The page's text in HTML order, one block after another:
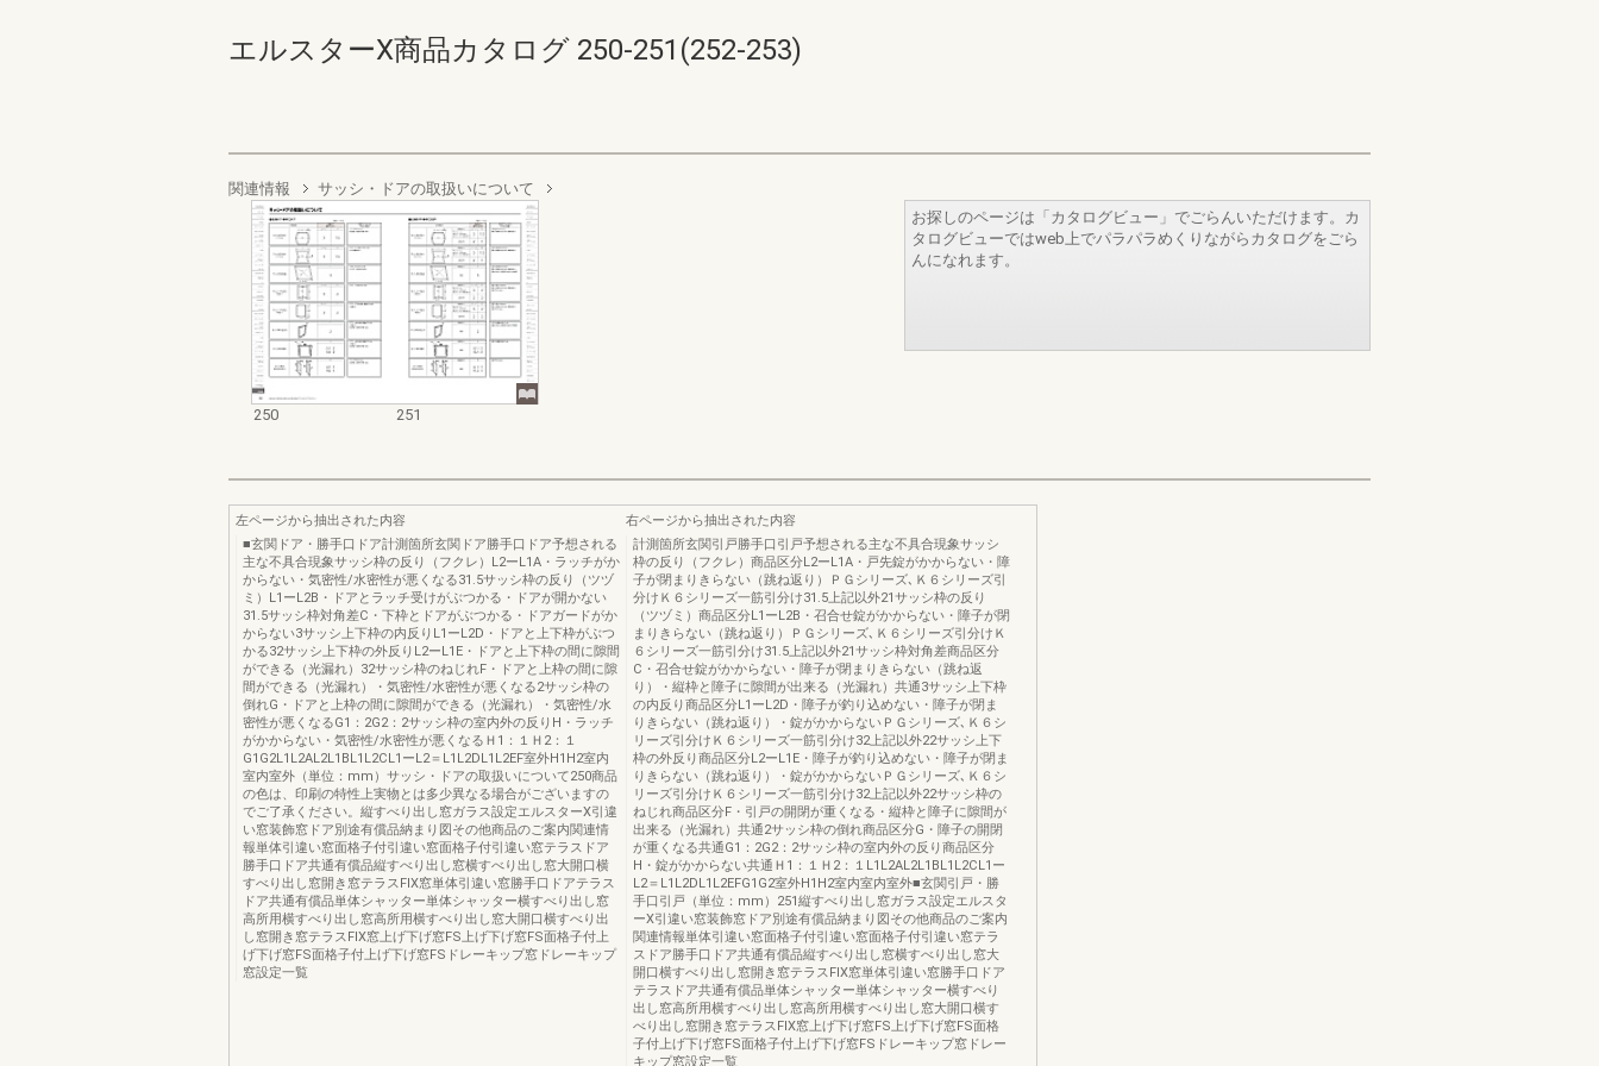
エルスターX商品カタログ 250-251(252-253)
関連情報 サッシ・ドアの取扱いについて
250 251
お探しのページは「カタログビュー」でごらんいただけます。カ
タログビューではweb上でパラパラめくりながらカタログをごら
んになれます。
左ページから抽出された内容
■玄関ドア・勝手口ドア計測箇所玄関ドア勝手口ドア予想される
主な不具合現象サッシ枠の反り（フクレ）L2ーL1A・ラッチがか
からない・気密性/水密性が悪くなる31.5サッシ枠の反り（ツヅ
ミ）L1ーL2B・ドアとラッチ受けがぶつかる・ドアが開かない
31.5サッシ枠対角差C・下枠とドアがぶつかる・ドアガードがか
からない3サッシ上下枠の内反りL1ーL2D・ドアと上下枠がぶつ
かる32サッシ上下枠の外反りL2ーL1E・ドアと上下枠の間に隙間
ができる（光漏れ）32サッシ枠のねじれF・ドアと上枠の間に隙
間ができる（光漏れ）・気密性/水密性が悪くなる2サッシ枠の
倒れG・ドアと上枠の間に隙間ができる（光漏れ）・気密性/水
密性が悪くなるG1：2G2：2サッシ枠の室内外の反りH・ラッチ
がかからない・気密性/水密性が悪くなるＨ1：１Ｈ2：１
G1G2L1L2AL2L1BL1L2CL1ーL2＝L1L2DL1L2EF室外H1H2室内
室内室外（単位：mm）サッシ・ドアの取扱いについて250商品
の色は、印刷の特性上実物とは多少異なる場合がございますの
でご了承ください。縦すべり出し窓ガラス設定エルスターX引違
い窓装飾窓ドア別途有償品納まり図その他商品のご案内関連情
報単体引違い窓面格子付引違い窓面格子付引違い窓テラスドア
勝手口ドア共通有償品縦すべり出し窓横すべり出し窓大開口横
すべり出し窓開き窓テラスFIX窓単体引違い窓勝手口ドアテラス
ドア共通有償品単体シャッター単体シャッター横すべり出し窓
高所用横すべり出し窓高所用横すべり出し窓大開口横すべり出
し窓開き窓テラスFIX窓上げ下げ窓FS上げ下げ窓FS面格子付上
げ下げ窓FS面格子付上げ下げ窓FSドレーキップ窓ドレーキップ
窓設定一覧
右ページから抽出された内容
計測箇所玄関引戸勝手口引戸予想される主な不具合現象サッシ
枠の反り（フクレ）商品区分L2ーL1A・戸先錠がかからない・障
子が閉まりきらない（跳ね返り）ＰＧシリーズ､Ｋ６シリーズ引
分けＫ６シリーズ一筋引分け31.5上記以外21サッシ枠の反り
（ツヅミ）商品区分L1ーL2B・召合せ錠がかからない・障子が閉
まりきらない（跳ね返り）ＰＧシリーズ､Ｋ６シリーズ引分けＫ
６シリーズ一筋引分け31.5上記以外21サッシ枠対角差商品区分
C・召合せ錠がかからない・障子が閉まりきらない（跳ね返
り）・縦枠と障子に隙間が出来る（光漏れ）共通3サッシ上下枠
の内反り商品区分L1ーL2D・障子が釣り込めない・障子が閉ま
りきらない（跳ね返り）・錠がかからないＰＧシリーズ､Ｋ６シ
リーズ引分けＫ６シリーズ一筋引分け32上記以外22サッシ上下
枠の外反り商品区分L2ーL1E・障子が釣り込めない・障子が閉ま
りきらない（跳ね返り）・錠がかからないＰＧシリーズ､Ｋ６シ
リーズ引分けＫ６シリーズ一筋引分け32上記以外22サッシ枠の
ねじれ商品区分F・引戸の開閉が重くなる・縦枠と障子に隙間が
出来る（光漏れ）共通2サッシ枠の倒れ商品区分G・障子の開閉
が重くなる共通G1：2G2：2サッシ枠の室内外の反り商品区分
H・錠がかからない共通Ｈ1：１Ｈ2：１L1L2AL2L1BL1L2CL1ー
L2＝L1L2DL1L2EFG1G2室外H1H2室内室内室外■玄関引戸・勝
手口引戸（単位：mm）251縦すべり出し窓ガラス設定エルスタ
ーX引違い窓装飾窓ドア別途有償品納まり図その他商品のご案内
関連情報単体引違い窓面格子付引違い窓面格子付引違い窓テラ
スドア勝手口ドア共通有償品縦すべり出し窓横すべり出し窓大
開口横すべり出し窓開き窓テラスFIX窓単体引違い窓勝手口ドア
テラスドア共通有償品単体シャッター単体シャッター横すべり
出し窓高所用横すべり出し窓高所用横すべり出し窓大開口横す
べり出し窓開き窓テラスFIX窓上げ下げ窓FS上げ下げ窓FS面格
子付上げ下げ窓FS面格子付上げ下げ窓FSドレーキップ窓ドレー
キップ窓設定一覧